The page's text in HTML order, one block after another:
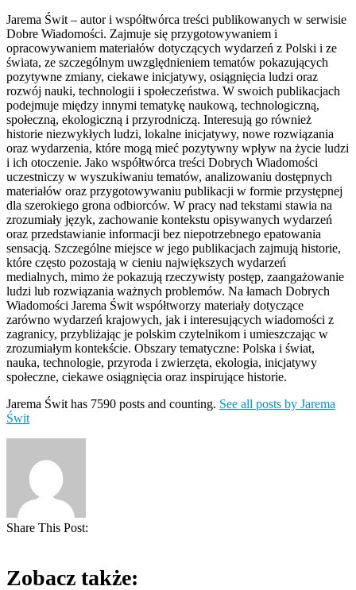
Jarema Świt – autor i współtwórca treści publikowanych w serwisie
Dobre Wiadomości. Zajmuje się przygotowywaniem i
opracowywaniem materiałów dotyczących wydarzeń z Polski i ze
świata, ze szczególnym uwzględnieniem tematów pokazujących
pozytywne zmiany, ciekawe inicjatywy, osiągnięcia ludzi oraz
rozwój nauki, technologii i społeczeństwa. W swoich publikacjach
podejmuje między innymi tematykę naukową, technologiczną,
społeczną, ekologiczną i przyrodniczą. Interesują go również
historie niezwykłych ludzi, lokalne inicjatywy, nowe rozwiązania
oraz wydarzenia, które mogą mieć pozytywny wpływ na życie ludzi
i ich otoczenie. Jako współtwórca treści Dobrych Wiadomości
uczestniczy w wyszukiwaniu tematów, analizowaniu dostępnych
materiałów oraz przygotowywaniu publikacji w formie przystępnej
dla szerokiego grona odbiorców. W pracy nad tekstami stawia na
zrozumiały język, zachowanie kontekstu opisywanych wydarzeń
oraz przedstawianie informacji bez niepotrzebnego epatowania
sensacją. Szczególne miejsce w jego publikacjach zajmują historie,
które często pozostają w cieniu największych wydarzeń
medialnych, mimo że pokazują rzeczywisty postęp, zaangażowanie
ludzi lub rozwiązania ważnych problemów. Na łamach Dobrych
Wiadomości Jarema Świt współtworzy materiały dotyczące
zarówno wydarzeń krajowych, jak i interesujących wiadomości z
zagranicy, przybliżając je polskim czytelnikom i umieszczając w
zrozumiałym kontekście. Obszary tematyczne: Polska i świat,
nauka, technologie, przyroda i zwierzęta, ekologia, inicjatywy
społeczne, ciekawe osiągnięcia oraz inspirujące historie.
Jarema Świt has 7590 posts and counting. See all posts by Jarema
Świt
Share This Post:
Zobacz także: